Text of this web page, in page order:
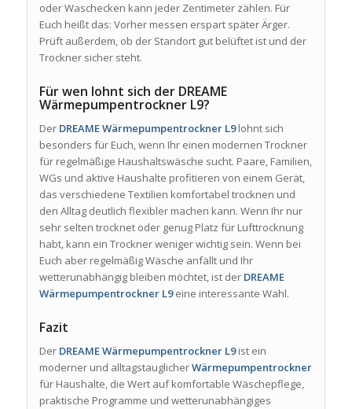
oder Waschecken kann jeder Zentimeter zählen. Für
Euch heißt das: Vorher messen erspart später Ärger.
Prüft außerdem, ob der Standort gut belüftet ist und der
Trockner sicher steht.
Für wen lohnt sich der DREAME
Wärmepumpentrockner L9?
Der DREAME Wärmepumpentrockner L9lohnt sich
besonders für Euch, wenn Ihr einen modernen Trockner
für regelmäßige Haushaltswäsche sucht. Paare, Familien,
WGs und aktive Haushalte profitieren von einem Gerät,
das verschiedene Textilien komfortabel trocknen und
den Alltag deutlich flexibler machen kann. Wenn Ihr nur
sehr selten trocknet oder genug Platz für Lufttrocknung
habt, kann ein Trockner weniger wichtig sein. Wenn bei
Euch aber regelmäßig Wäsche anfällt und Ihr
wetterunabhängig bleiben möchtet, ist der DREAME
Wärmepumpentrockner L9eine interessante Wahl.
Fazit
Der DREAME Wärmepumpentrockner L9ist ein
moderner und alltagstauglicherWärmepumpentrockner
für Haushalte, die Wert auf komfortable Wäschepflege,
praktische Programme und wetterunabhängiges